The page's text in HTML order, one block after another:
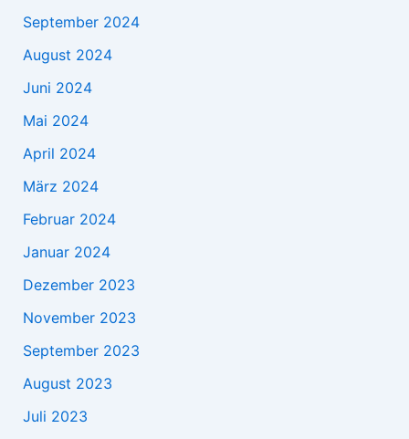
September 2024
August 2024
Juni 2024
Mai 2024
April 2024
März 2024
Februar 2024
Januar 2024
Dezember 2023
November 2023
September 2023
August 2023
Juli 2023